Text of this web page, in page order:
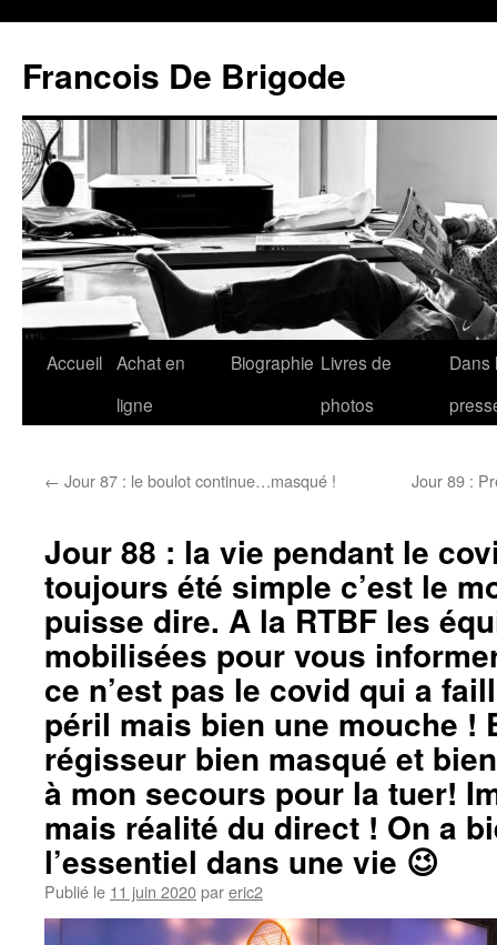
Francois De Brigode
Accueil Achat en
ligne
Biographie Livres de
photos
Dans
← Jour 87 : le boulot continue…masqué ! Jour 89 :
Jour 88 : la vie pendant le
toujours été simple c’est le
puisse dire. A la RTBF les
mobilisées pour vous
ce n’est pas le covid qui a
péril mais bien une mouche !
régisseur bien masqué et
à mon secours pour la tuer!
mais réalité du direct ! On a
l’essentiel dans une vie 😉
Publié le 11 juin 2020pareric2